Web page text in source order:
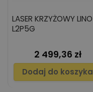
LASER KRZYŻOWY LINO
L2P5G
Cena
2 499,36 zł
Dodaj do koszyka